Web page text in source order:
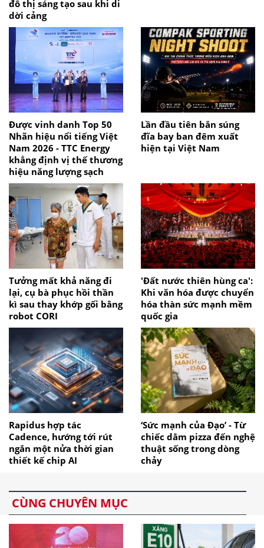
đô thị sáng tạo sau khi di
dời cảng
Được vinh danh Top 50
Nhãn hiệu nổi tiếng Việt
Nam 2026 - TTC Energy
khẳng định vị thế thương
hiệu năng lượng sạch
Lần đầu tiên bắn súng
đĩa bay ban đêm xuất
hiện tại Việt Nam
Tưởng mất khả năng đi
lại, cụ bà phục hồi thần
kì sau thay khớp gối bằng
robot CORI
'Đất nước thiên hùng ca':
Khi văn hóa được chuyển
hóa thàn sức mạnh mềm
quốc gia
Rapidus hợp tác
Cadence, hướng tới rút
ngắn một nửa thời gian
thiết kế chip AI
‘Sức mạnh của Đạo’ - Từ
chiếc dằm pizza đến nghệ
thuật sống trong dòng
chảy
CÙNG CHUYÊN MỤC